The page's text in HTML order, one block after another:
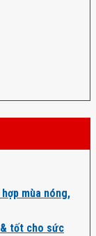
mùa nóng,
tốt cho sức